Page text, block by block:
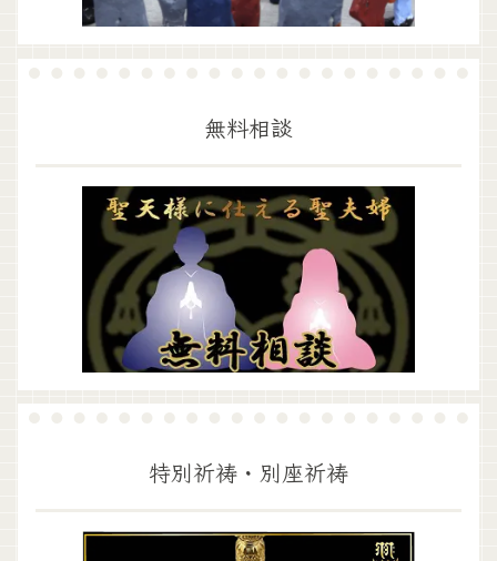
無料相談
特別祈祷・別座祈祷